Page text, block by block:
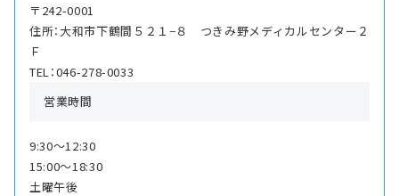
〒242-0001
住所：大和市下鶴間５２１−８ つきみ野メディカルセンター２
Ｆ
TEL：046-278-0033
営業時間
9:30〜12:30
15:00〜18:30
土曜午後